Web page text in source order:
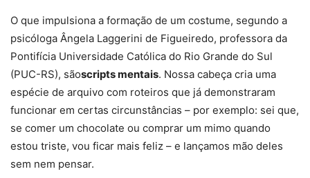
O que impulsiona a formação de um costume, segundo a
psicóloga Ângela Laggerini de Figueiredo, professora da
Pontifícia Universidade Católica do Rio Grande do Sul
(PUC-RS), sãoscripts mentais. Nossa cabeça cria uma
espécie de arquivo com roteiros que já demonstraram
funcionar em certas circunstâncias – por exemplo: sei que,
se comer um chocolate ou comprar um mimo quando
estou triste, vou ficar mais feliz – e lançamos mão deles
sem nem pensar.